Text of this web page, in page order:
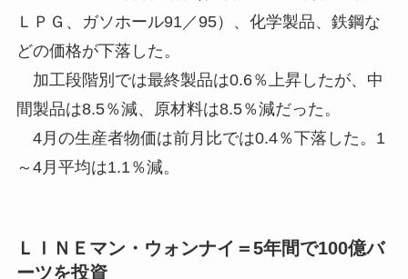
ＬＰＧ、ガソホール91／95）、化学製品、鉄鋼な
どの価格が下落した。
加工段階別では最終製品は0.6％上昇したが、中
間製品は8.5％減、原材料は8.5％減だった。
4月の生産者物価は前月比では0.4％下落した。1
～4月平均は1.1％減。
ＬＩＮＥマン・ウォンナイ＝5年間で100億バ
ーツを投資